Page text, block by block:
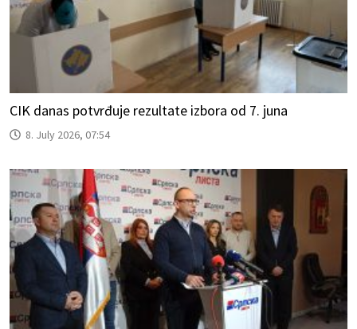
CIK danas potvrđuje rezultate izbora od 7. juna
8. July 2026, 07:54